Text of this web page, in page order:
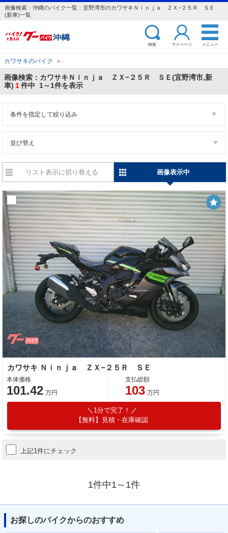
画像検索：沖縄のバイク一覧：宜野湾市のカワサキＮｉｎｊａ ＺＸ−２５Ｒ ＳＥ
(新車)一覧
検索 マイページ メニュー
カワサキのバイク ＞
画像検索：カワサキＮｉｎｊａ ＺＸ−２５Ｒ ＳＥ(宜野湾市,新
車) 1件中 1～1件を表示
条件を指定して絞り込み
並び替え
リスト表示に切り替える 画像表示中
カワサキ Ｎｉｎｊａ ＺＸ−２５Ｒ ＳＥ
本体価格
101.42 万円
支払総額
103 万円
1分で完了！
【無料】見積・在庫確認
上記1件にチェック
1件中1～1件
お探しのバイクからのおすすめ